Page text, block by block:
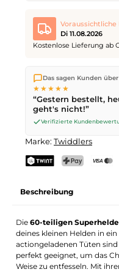
Gewünschte Anzahl
Dein Name
Anfrage senden
Voraussichtliche
Di 11.08.2026
Kostenlose Lieferung ab
Wir versenden direkt aus
ist die Lieferung
werden noch am selben
nächsten Werktagmit
Das sagen Kunden
★★★★★
“Gestern bestellt,
geht's nicht!”
Verifizierte
Marke: Twiddlers
Beschreibung
Die60-teiligen
deines kleinen Helden in
actiongeladenen Tüten
perfekt geeignet, um das
Weise zu entfesseln. Mit